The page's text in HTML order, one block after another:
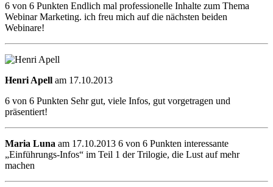
6 von 6 Punkten Endlich mal professionelle Inhalte zum Thema
Webinar Marketing. ich freu mich auf die nächsten beiden
Webinare!
Henri Apell am 17.10.2013
6 von 6 Punkten Sehr gut, viele Infos, gut vorgetragen und
präsentiert!
Maria Luna am 17.10.2013 6 von 6 Punkten interessante
„Einführungs-Infos“ im Teil 1 der Trilogie, die Lust auf mehr
machen